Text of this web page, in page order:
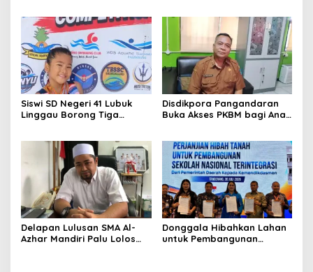
Siswi SD Negeri 41 Lubuk
Linggau Borong Tiga
Indonesia Palembang
Disdikpora Pangandaran
Buka Akses PKBM bagi Anak
Delapan Lulusan SMA Al-
Azhar Mandiri Palu Lolos
Donggala Hibahkan Lahan
untuk Pembangunan